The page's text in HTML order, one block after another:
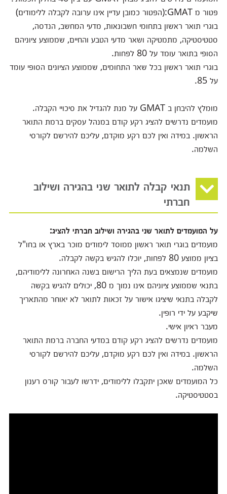
פטור מ GMAT:(הפטור כמובן עדיין אינו ערובה לקבלה ללימודים)
בוגרי תואר ראשון בתחומי חשבונאות, מדעי המחשב, הנדסה,
סטטיסטיקה, מתמטיקה ושאר מדעי הטבע והחיים, שממוצע ציוניהם
הסופי בתואר עומד על 80 לפחות.
בוגרי תואר ראשון בכל שאר התחומים, שממוצע הציונים הסופי עומד
על 85.
מומלץ להיבחן ב GMAT על מנת להגדיל את סיכויי הקבלה.
מועמדים נדרשים להציג רקע קודם במנהל עסקים ברמת התואר
הראשון. במידה ואין לכם רקע מוקדם, עליכם להירשם לקורסי
השלמה.
תנאי קבלה לתואר שני בהגירה ושילוב
חברתי
על המועמדים לתואר שני בהגירה ושילוב חברתי להציג:
מועמדים בוגרי תואר ראשון ממוסד לימודים מוכר בארץ או בחו"ל
בציון ממוצע 80 לפחות, יוכלו להגיש בקשה לקבלה.
מועמדים שנמצאים בעת הליך הרישום בשנה האחרונה ללימודיהם,
בתנאי שממוצע ציוניהם אינו נמוך מ 80, יכולים להגיש בקשה
לקבלה בתנאי שיציגו אישור על זכאות לתואר לא יאוחר מהתאריך
שיקבע על ידי רופין.
מעבר ראיון אישי.
מועמדים נדרשים להציג רקע קודם במדעי החברה ברמת התואר
הראשון. במידה ואין לכם רקע מוקדם, עליכם להירשם לקורסי
השלמה.
כל המועמדים שאכן יתקבלו ללימודים, ידרשו לעבור קורס רענון
בסטטיסטיקה.